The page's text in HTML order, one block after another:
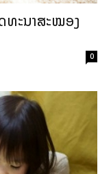
ະນາສະໝອງ
0